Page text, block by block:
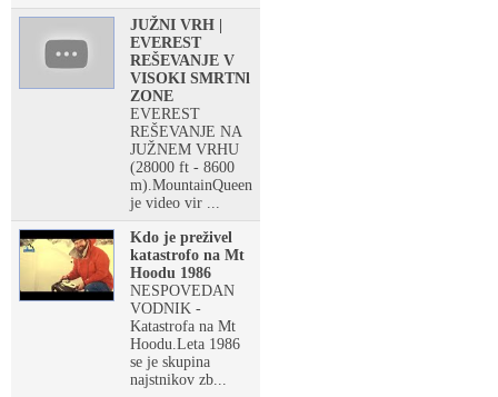
JUŽNI VRH |
EVEREST
REŠEVANJE V
VISOKI SMRTNl
ZONE
EVEREST
REŠEVANJE NA
JUŽNEM VRHU
(28000 ft - 8600
m).MountainQueen
je video vir ...
Kdo je preživel
katastrofo na Mt
Hoodu 1986
NESPOVEDAN
VODNIK -
Katastrofa na Mt
Hoodu.Leta 1986
se je skupina
najstnikov zb...